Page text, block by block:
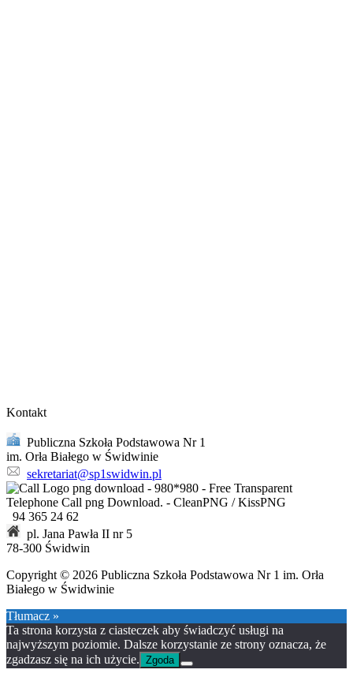
Kontakt
Publiczna Szkoła Podstawowa Nr 1
im. Orła Białego w Świdwinie
sekretariat@sp1swidwin.pl
94 365 24 62
pl. Jana Pawła II nr 5
78-300 Świdwin
Copyright © 2026 Publiczna Szkoła Podstawowa Nr 1 im. Orła
Białego w Świdwinie
Tłumacz »
Ta strona korzysta z ciasteczek aby świadczyć usługi na
najwyższym poziomie. Dalsze korzystanie ze strony oznacza, że
zgadzasz się na ich użycie. Zgoda